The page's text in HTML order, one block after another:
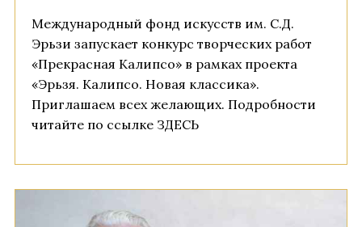
Международный фонд искусств им. С.Д.
Эрьзи запускает конкурс творческих работ
«Прекрасная Калипсо» в рамках проекта
«Эрьзя. Калипсо. Новая классика».
Приглашаем всех желающих. Подробности
читайте по ссылке ЗДЕСЬ